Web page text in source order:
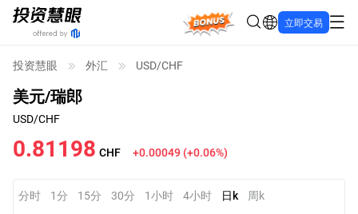
Bonus 立即交易
投资慧眼 外汇 USD/CHF
美元/瑞郎
USD/CHF
0.81198 CHF +0.00049 (+0.06%)
分时 1分 15分 30分 1小时 4小时 日k 周k